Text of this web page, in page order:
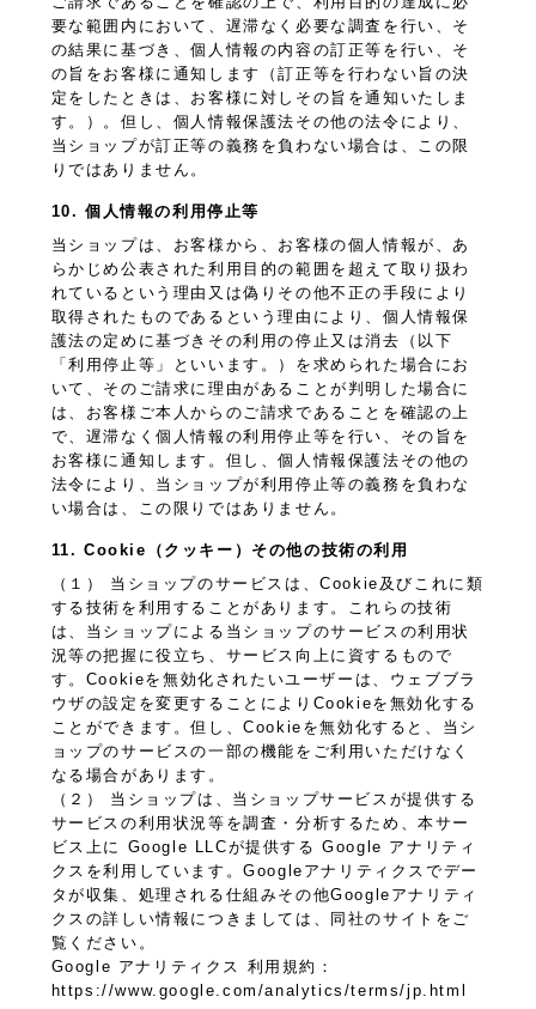
要な範囲内において、遅滞なく必要な調査を行い、そ
の結果に基づき、個人情報の内容の訂正等を行い、そ
の旨をお客様に通知します（訂正等を行わない旨の決
定をしたときは、お客様に対しその旨を通知いたしま
す。）。但し、個人情報保護法その他の法令により、
当ショップが訂正等の義務を負わない場合は、この限
りではありません。
10. 個人情報の利用停止等
当ショップは、お客様から、お客様の個人情報が、あ
らかじめ公表された利用目的の範囲を超えて取り扱わ
れているという理由又は偽りその他不正の手段により
取得されたものであるという理由により、個人情報保
護法の定めに基づきその利用の停止又は消去（以下
「利用停止等」といいます。）を求められた場合にお
いて、そのご請求に理由があることが判明した場合に
は、お客様ご本人からのご請求であることを確認の上
で、遅滞なく個人情報の利用停止等を行い、その旨を
お客様に通知します。但し、個人情報保護法その他の
法令により、当ショップが利用停止等の義務を負わな
い場合は、この限りではありません。
11. Cookie（クッキー）その他の技術の利用
（１） 当ショップのサービスは、Cookie及びこれに類
する技術を利用することがあります。これらの技術
は、当ショップによる当ショップのサービスの利用状
況等の把握に役立ち、サービス向上に資するもので
す。Cookieを無効化されたいユーザーは、ウェブブラ
ウザの設定を変更することによりCookieを無効化する
ことができます。但し、Cookieを無効化すると、当シ
ョップのサービスの一部の機能をご利用いただけなく
なる場合があります。
（２） 当ショップは、当ショップサービスが提供する
サービスの利用状況等を調査・分析するため、本サー
ビス上に Google LLCが提供する Google アナリティ
クスを利用しています。Googleアナリティクスでデー
タが収集、処理される仕組みその他Googleアナリティ
クスの詳しい情報につきましては、同社のサイトをご
覧ください。
Google アナリティクス 利用規約：
https://www.google.com/analytics/terms/jp.html